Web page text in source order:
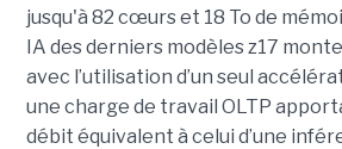
jusqu'à 82 cœurs et 18 To de
IA des derniers modèles z17
avec l’utilisation d’un seul
une charge de travail OLTP
débit équivalent à celui d’une